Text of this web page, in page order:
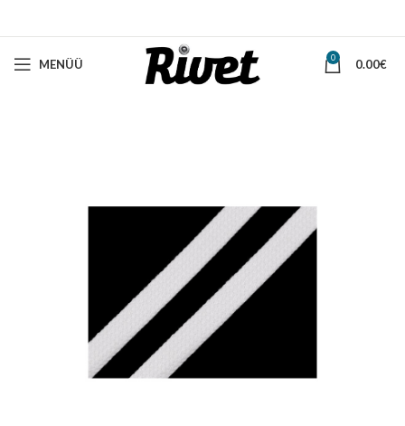
MENÜÜ 0 0.00€